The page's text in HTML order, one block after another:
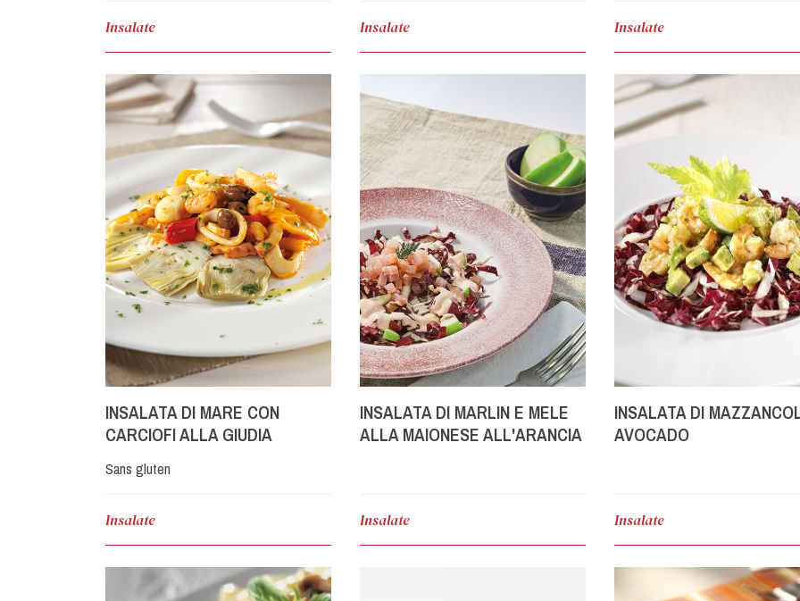
Insalate Insalate Insalate
INSALATA DI MARE CON
CARCIOFI ALLA GIUDIA
Sans gluten
Insalate
INSALATA DI MARLIN E MELE
ALLA MAIONESE ALL'ARANCIA
Insalate
INSALATA DI
AVOCADO
Insalate